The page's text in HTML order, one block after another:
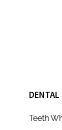
Teeth